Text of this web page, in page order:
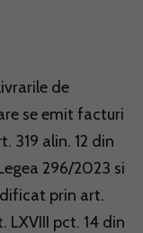
de
se emit facturi
319 alin. 12 din
296/2023 si
prin art.
LXVIII pct. 14 din